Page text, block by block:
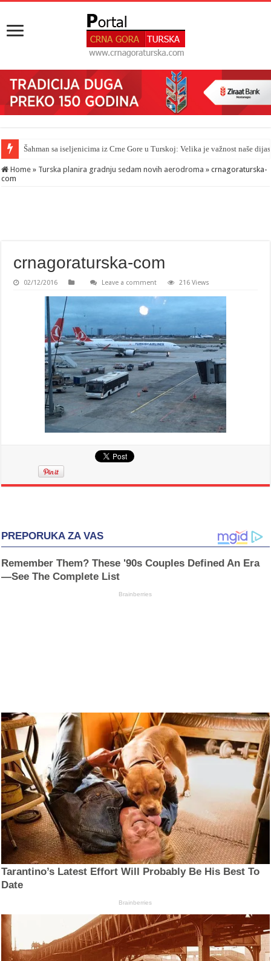
Šahman sa iseljenicima iz Crne Gore u Turskoj: Velika je važnost naše
Home » Turska planira gradnju sedam novih aerodroma » crnagoraturska-
com
crnagoraturska-com
02/12/2016 Leave a comment 216 Views